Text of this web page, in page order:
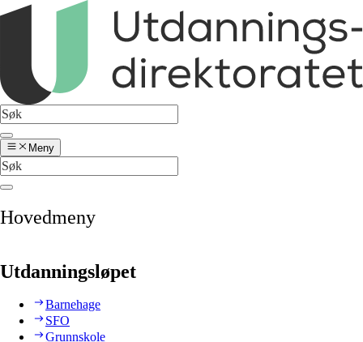
Meny
Hovedmeny
Utdanningsløpet
Barnehage
SFO
Grunnskole